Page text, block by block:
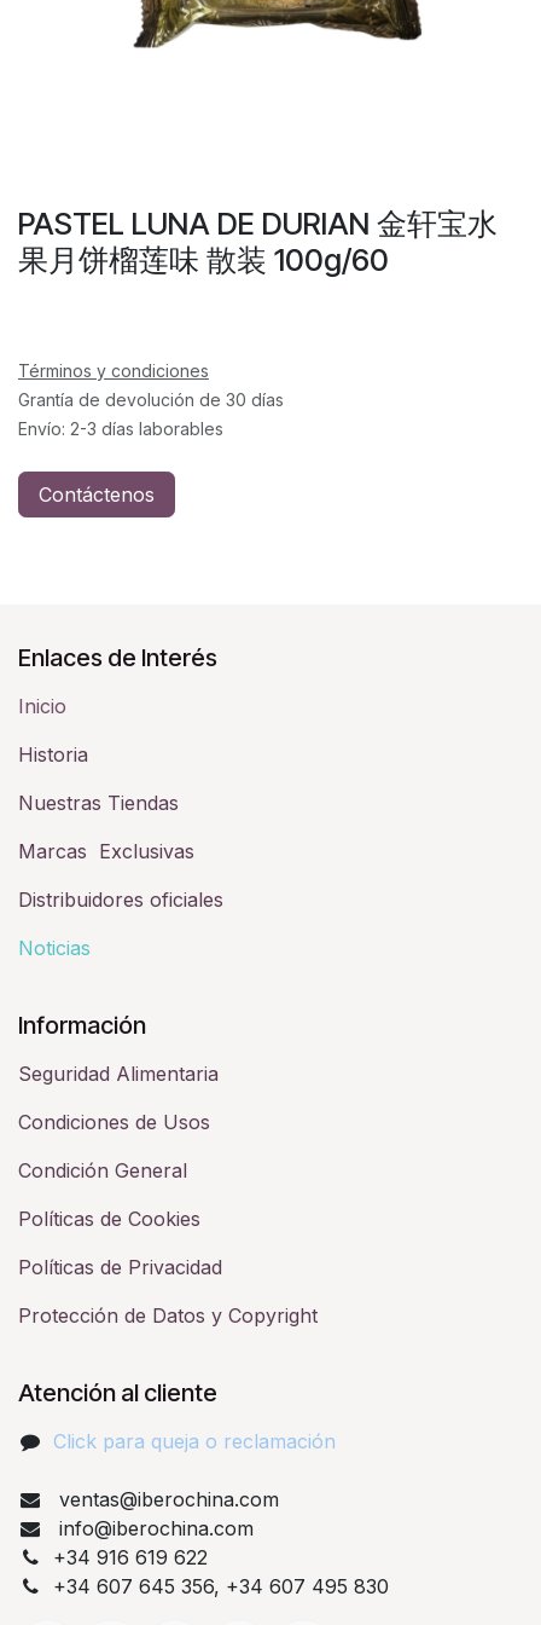
PASTEL LUNA DE DURIAN 金轩宝水
果月饼榴莲味 散装 100g/60
Términos y condiciones
Grantía de devolución de 30 días
Envío: 2-3 días laborables
Contáctenos
Enlaces de Interés
Inicio
Historia​
Nuestras Tiendas
Marcas Exclusivas
Distribuidores oficiales
Noticias
Información
Seguridad Alimentaria
Condiciones de Usos
Condición General
Políticas de Cookies
Políticas de Privacidad
Protección de Datos y Copyright
Atención al cliente
Click para queja o reclamación​
ventas@iberochina.com
info@iberochina.com
+34 916 619 622
+34 607 645 356, +34 607 495 830